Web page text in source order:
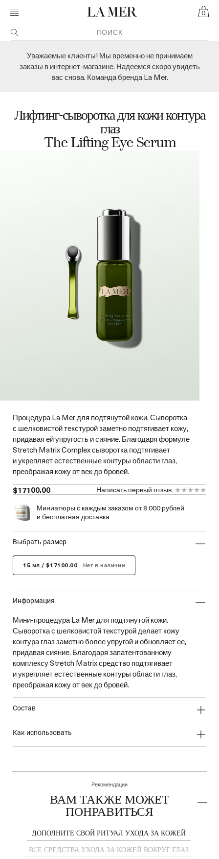
MOBILE MENU TOGGLE CART
0
CRÈME DE LA MER
Уважаемые клиенты! Мы временно не принимаем
заказы в интернет-магазине. Надеемся скоро увидеть
вас снова. Команда бренда La Mer.
Лифтинг-сыворотка для кожи контура
глаз
The Lifting Eye Serum
Процедура La Mer для подтянутой кожи. Сыворотка
с шелковистой текстурой заметно подтягивает кожу,
придавая ей упругость и сияние. Благодаря формуле
Stretch Matrix Complex сыворотка подтягивает
и укрепляет естественные контуры области глаз,
преображая кожу от век до бровей.
$17100.00
Написать первый отзыв
Миниатюры с каждым заказом от 8 000 рублей
и бесплатная доставка.
выбрать размер
15 мл / $17100.00 Нет в наличии
информация
Мини-процедура La Mer для подтянутой кожи.
Сыворотка с шелковистой текстурой делает кожу
контура глаз заметно более упругой и обновляет ее,
придавая сияние. Благодаря запатентованному
комплексу Stretch Matrix средство подтягивает
и укрепляет естественные контуры области глаз,
преображая кожу от век до бровей.
состав
как использовать
Рекомендации
ВАМ ТАКЖЕ МОЖЕТ
ПОНРАВИТЬСЯ
ДОПОЛНИТЕ СВОЙ РИТУАЛ УХОДА ЗА КОЖЕЙ
ВСЕ СРЕДСТВА УХОДА ЗА КОЖЕЙ ВОКРУГ ГЛАЗ